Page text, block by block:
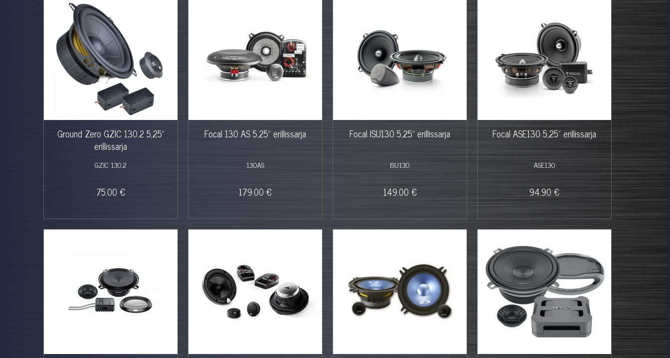
Ground Zero GZIC 130.2 5,25"
erillissarja
GZIC 130.2
75.00 €
Focal 130 AS 5,25" erillissarja
130AS
179.00 €
Focal ISU130 5,25" erillissarja
ISU130
149.00 €
Focal ASE130 5,25" erillissarja
ASE130
94.90 €